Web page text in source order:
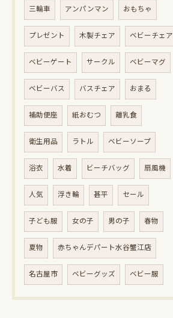
三輪車 アンパンマン おもちゃ
プレゼント 木製チェア ベビーチェア
ベビーゲート サークル ベビーマグ
ベビーバス バスチェア おまる
補助便座 紙おむつ 離乳食
衛生用品 ラトル ベビーソープ
浴衣 水着 ビーチバッグ 扇風機
人気 浮き輪 甚平 セール
子ども服 女の子 男の子 春物
夏物 赤ちゃんデパート水谷蟹江店
名古屋市 ベビーグッズ ベビー服